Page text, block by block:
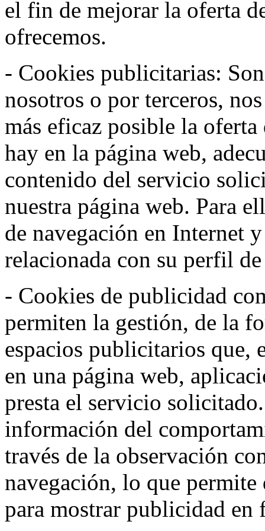
el fin de mejorar la oferta
ofrecemos.
- Cookies publicitarias:
nosotros o por terceros,
más eficaz posible la
hay en la página web,
contenido del servicio
nuestra página web. Para
de navegación en Internet
relacionada con su perfil
- Cookies de publicidad
permiten la gestión, de la
espacios publicitarios que,
en una página web,
presta el servicio
información del
través de la observación
navegación, lo que
para mostrar publicidad